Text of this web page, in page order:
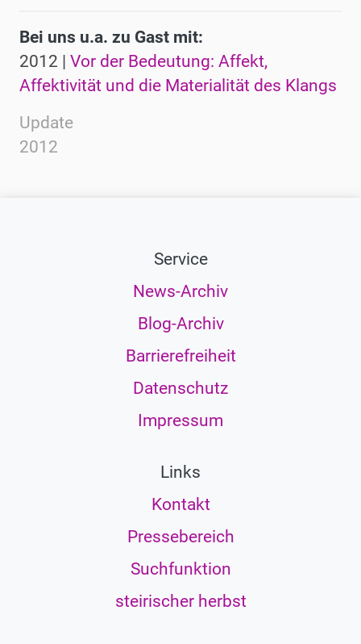
Bei uns u.a. zu Gast mit:
2012 | Vor der Bedeutung: Affekt,
Affektivität und die Materialität des Klangs
Update
2012
Service
News-Archiv
Blog-Archiv
Barrierefreiheit
Datenschutz
Impressum
Links
Kontakt
Pressebereich
Suchfunktion
steirischer herbst